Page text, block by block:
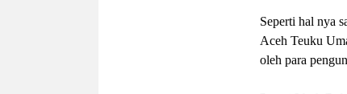
Seperti hal nya s
Aceh Teuku
oleh para